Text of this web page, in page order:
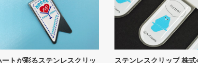
ートが彩るステンレスクリッ
ステンレスクリップ 株